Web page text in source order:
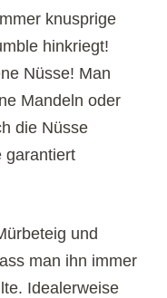
knusprige
hinkriegt!
Nüsse! Man
Mandeln oder
die Nüsse
garantiert
und
man ihn immer
Idealerweise